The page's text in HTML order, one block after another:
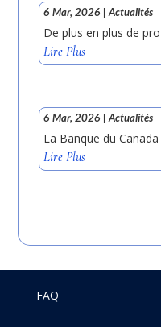
6 Mar, 2026 |Actualités
De plus en plus de
Lire Plus
6 Mar, 2026 |Actualités
La Banque du
Lire Plus
FAQ